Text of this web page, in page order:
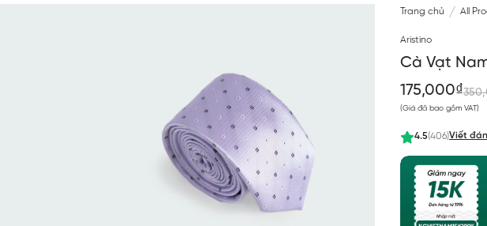
Trang chủ All
Aristino
Cà Vạt
175,000₫
(Giá đã bao gồm VAT)
4.5(406)Viết